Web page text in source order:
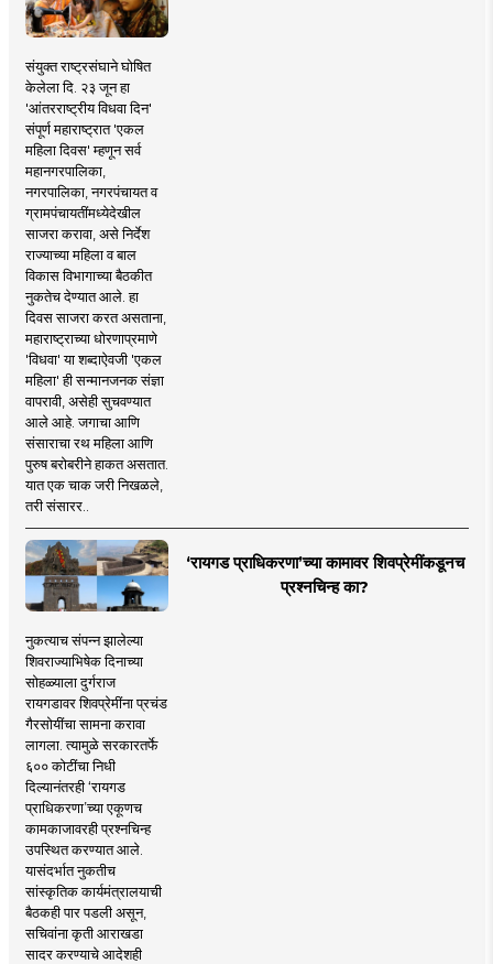
संयुक्त राष्ट्रसंघाने घोषित
केलेला दि. २३ जून हा
'आंतरराष्ट्रीय विधवा दिन'
संपूर्ण महाराष्ट्रात 'एकल
महिला दिवस' म्हणून सर्व
महानगरपालिका,
नगरपालिका, नगरपंचायत व
ग्रामपंचायतींमध्येदेखील
साजरा करावा, असे निर्देश
राज्याच्या महिला व बाल
विकास विभागाच्या बैठकीत
नुकतेच देण्यात आले. हा
दिवस साजरा करत असताना,
महाराष्ट्राच्या धोरणाप्रमाणे
'विधवा' या शब्दाऐवजी 'एकल
महिला' ही सन्मानजनक संज्ञा
वापरावी, असेही सुचवण्यात
आले आहे. जगाचा आणि
संसाराचा रथ महिला आणि
पुरुष बरोबरीने हाकत असतात.
यात एक चाक जरी निखळले,
तरी संसारर..
‘रायगड प्राधिकरणा’च्या कामावर शिवप्रेमींकडूनच
प्रश्नचिन्ह का?
नुकत्याच संपन्न झालेल्या
शिवराज्याभिषेक दिनाच्या
सोहळ्याला दुर्गराज
रायगडावर शिवप्रेमींना प्रचंड
गैरसोयींचा सामना करावा
लागला. त्यामुळे सरकारतर्फे
६०० कोटींचा निधी
दिल्यानंतरही ‘रायगड
प्राधिकरणा’च्या एकूणच
कामकाजावरही प्रश्नचिन्ह
उपस्थित करण्यात आले.
यासंदर्भात नुकतीच
सांस्कृतिक कार्यमंत्रालयाची
बैठकही पार पडली असून,
सचिवांना कृती आराखडा
सादर करण्याचे आदेशही